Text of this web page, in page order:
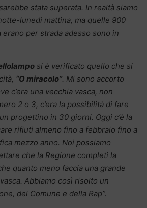
stata superata. In realtà siamo
lunedì mattina, ma quelle 900
per strada adesso sono in
si è verificato quello che si
“O miracolo”. Mi sono accorto
c’era una vecchia vasca, non
2 o 3, c’era la possibilità di fare
progettino in 30 giorni. Oggi c’è la
rifiuti almeno fino a febbraio fino a
mezzo anno. Noi possiamo
che la Regione completi la
quanto meno faccia una grande
Abbiamo così risolto un
del Comune e della Rap”.